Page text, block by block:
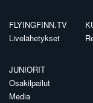
FLYINGFINN.TV
Livelähetykset
JUNIORIT
Osakilpailut
Media